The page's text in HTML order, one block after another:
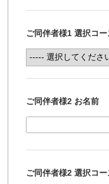
ご同伴者様1 選択コー
ご同伴者様2 お名前
ご同伴者様2 選択コー